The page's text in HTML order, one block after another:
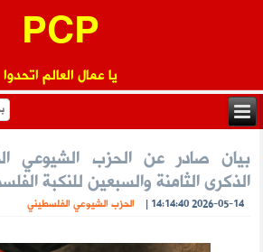
PCP
يا عمال العالم اتحدوا
بيان صادر عن الحزب الشيوعي
الذكرى الثامنة والسبعين للنكبة
2026-05-14 14:14:40
| الحزب الشيوعي الفلسطيني